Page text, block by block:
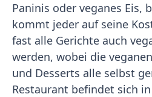
Paninis oder veganes Eis,
kommt jeder auf seine
fast alle Gerichte auch
werden, wobei die
und Desserts alle selbst
Restaurant befindet sich